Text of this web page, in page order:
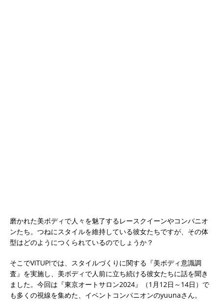
磨かれた美ボディで人々を魅了するレースクイーンやコンパニオ
ンたち。つねにスタイルを維持している彼女たちですが、その体
型はどのようにつくられているのでしょうか？
そこでVITUP!では、スタイルづくりに関する『美ボディ意識調
査』を実施し、美ボディで人前に立ち続ける彼女たちに話を聞き
ました。今回は『東京オートサロン2024』（1月12日～14日）で
も多くの視線を集めた、イベントコンパニオンのyuunaさん。